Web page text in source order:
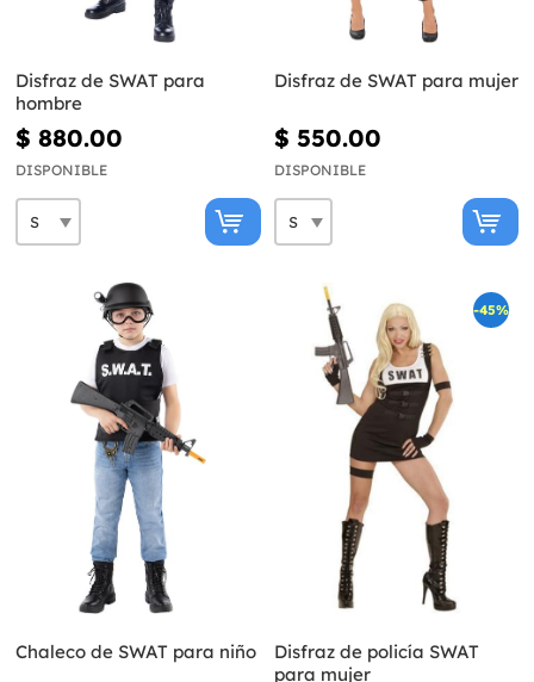
Disfraz de SWAT para
hombre
$ 880.00
DISPONIBLE
Disfraz de SWAT para mujer
$ 550.00
DISPONIBLE
Chaleco de SWAT para niño
-45%
Disfraz de policía SWAT
para mujer